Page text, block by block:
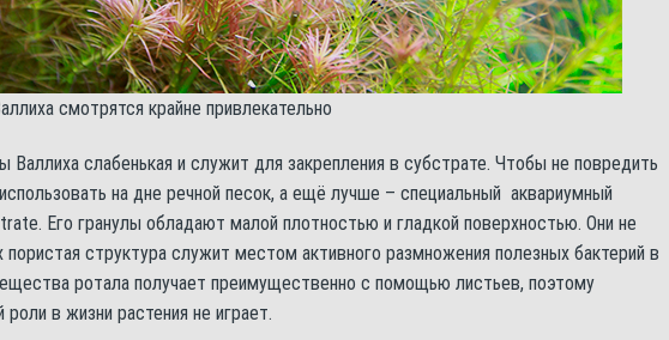
смотрятся крайне привлекательно
Валлиха слабенькая и служит для закрепления в субстрате. Чтобы не повредить
на дне речной песок, а ещё лучше – специальный аквариумный
Его гранулы обладают малой плотностью и гладкой поверхностью. Они не
структура служит местом активного размножения полезных бактерий в
ротала получает преимущественно с помощью листьев, поэтому
роли в жизни растения не играет.